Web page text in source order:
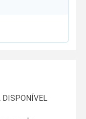
DISPONÍVEL